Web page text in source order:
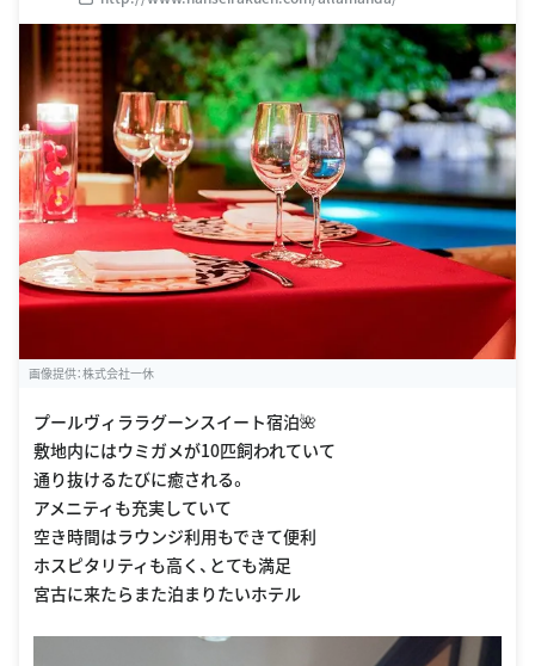
H
シギラベイサイドスイート アラマン
ダ
沖縄県宮古島市上野新里９２６-２５
http://www.nanseirakuen.com/allamanda/
358
画像提供：株式会社一休
プールヴィララグーンスイート宿泊🌺
敷地内にはウミガメが10匹飼われていて
通り抜けるたびに癒される。